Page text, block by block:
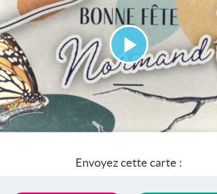
Lire
la
vidéo
Envoyez cette carte :